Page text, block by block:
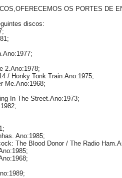
OS PORTES DE
discos:
2.Ano:1978;
/ Honky Tonk Train.Ano:1975;
Me.Ano:1968;
In The Street.Ano:1973;
Ano:1985;
The Blood Donor / The Radio